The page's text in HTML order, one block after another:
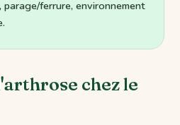
ferrure, environnement
chez le